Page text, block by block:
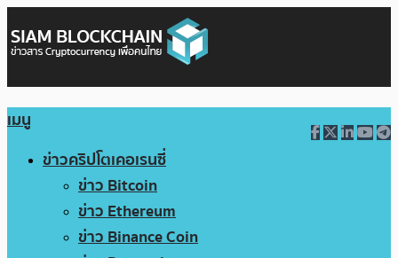
เมนู
ข่าวคริปโตเคอเรนซี่
ข่าว Bitcoin
ข่าว Ethereum
ข่าว Binance Coin